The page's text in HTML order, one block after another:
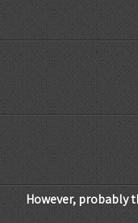
However, probably